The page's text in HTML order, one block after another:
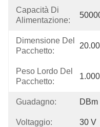
Capacità Di
Alimentazione:
Dimensione Del
Pacchetto:
Peso Lordo Del
Pacchetto:
Guadagno: DBm
Voltaggio: 30 V